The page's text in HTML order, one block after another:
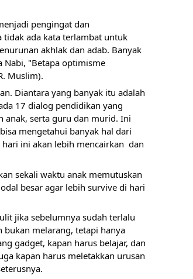
pengingat dan
tidak ada kata terlambat untuk
akhlak dan adab. Banyak
Nabi, "Betapa optimisme
Muslim).
Diantara yang banyak itu adalah
17 dialog pendidikan yang
anak, serta guru dan murid. Ini
mengetahui banyak hal dari
ini akan lebih mencairkan  dan
sekali waktu anak memutuskan
besar agar lebih survive di hari
jika sebelumnya sudah terlalu
melarang, tetapi hanya
gadget, kapan harus belajar, dan
kapan harus meletakkan urusan